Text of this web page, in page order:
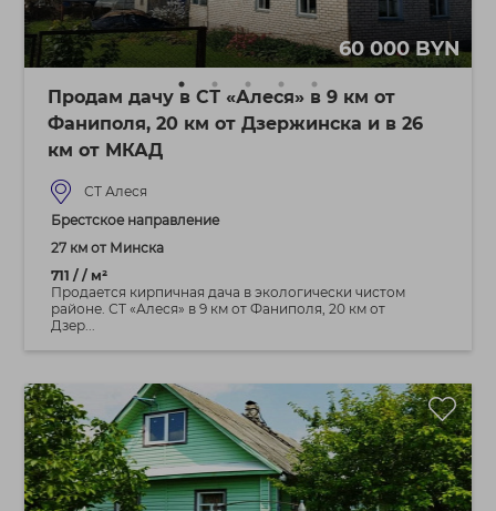
60 000 BYN
Продам дачу в СТ «Алеся» в 9 км от
Фаниполя, 20 км от Дзержинска и в 26
км от МКАД
СТ Алеся
Брестское направление
27 км от Минска
711 / / м²
Продается кирпичная дача в экологически чистом
районе. СТ «Алеся» в 9 км от Фаниполя, 20 км от
Дзер...